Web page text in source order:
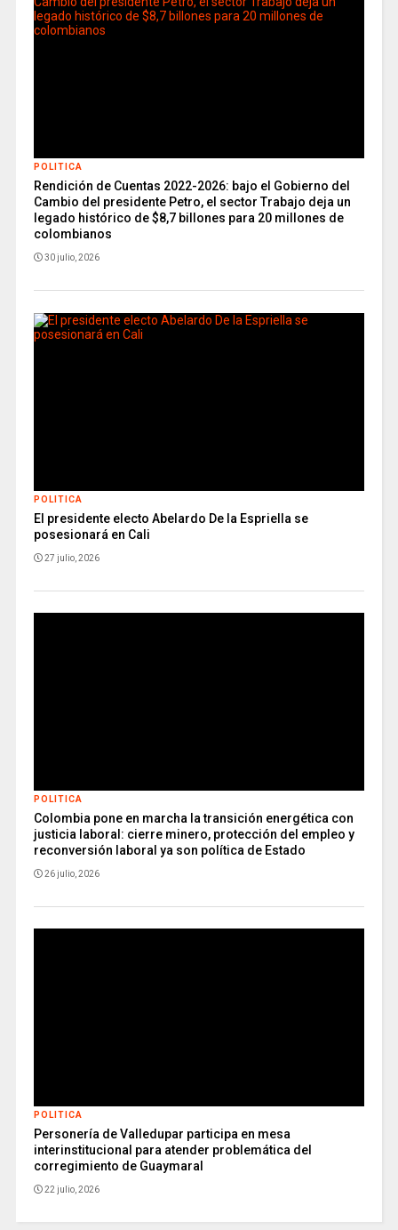
POLITICA
Rendición de Cuentas 2022-2026: bajo el Gobierno del
Cambio del presidente Petro, el sector Trabajo deja un
legado histórico de $8,7 billones para 20 millones de
colombianos
30 julio, 2026
POLITICA
El presidente electo Abelardo De la Espriella se
posesionará en Cali
27 julio, 2026
POLITICA
Colombia pone en marcha la transición energética con
justicia laboral: cierre minero, protección del empleo y
reconversión laboral ya son política de Estado
26 julio, 2026
POLITICA
Personería de Valledupar participa en mesa
interinstitucional para atender problemática del
corregimiento de Guaymaral
22 julio, 2026